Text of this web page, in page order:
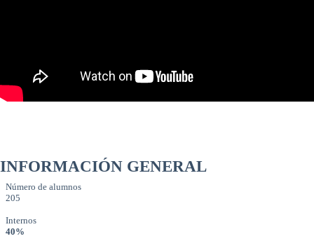
INFORMACIÓN GENERAL
Número de alumnos
205
Internos
40%